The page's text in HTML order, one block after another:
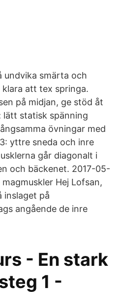
undvika smärta och
att tex springa.
på midjan, ge stöd åt
lätt statisk spänning
övningar med
yttre sneda och inre
går diagonalt i
och bäckenet. 2017-05-
Hej Lofsan,
inslaget på
angående de inre
- En stark
1 -